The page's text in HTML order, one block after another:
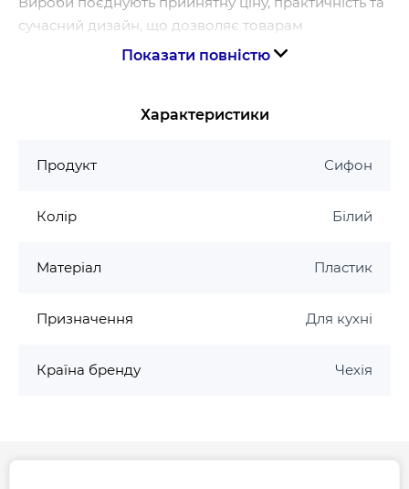
сучасний дизайн, що дозволяє товарам
залишатися затребуваними на ринку сантехніки
Показати повністю
Характеристики
Продукт Сифон
Колір Білий
Матеріал Пластик
Призначення Для кухні
Країна бренду Чехія